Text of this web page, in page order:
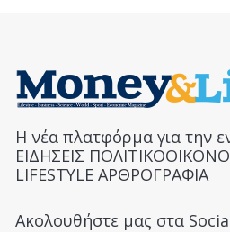
Η νέα πλατφόρμα για την
ΕΙΔΗΣΕΙΣ
LIFESTYLE ΑΡΘΡΟΓΡΑΦΙΑ
Ακολουθήστε μας στα